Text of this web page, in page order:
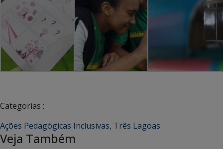
Categorias :
Ações Pedagógicas Inclusivas, Três Lagoas
Veja Também